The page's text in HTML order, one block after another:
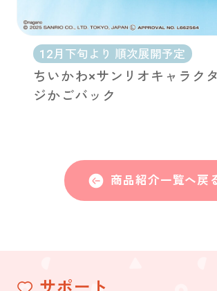
12月下旬より 順次展開予定
ちいかわ×サンリオキャラク
ジかごバック
商品紹介一覧へ戻